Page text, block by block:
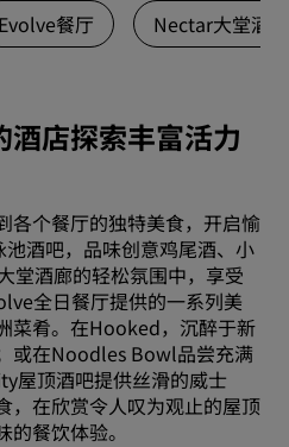
Evolve餐厅 Nectar大堂酒廊
店探索丰富活力
各个餐厅的独特美食，开启愉
酒吧，品味创意鸡尾酒、小
堂酒廊的轻松氛围中，享受
全日餐厅提供的一系列美
菜肴。在Hooked，沉醉于新
或在Noodles Bowl品尝充满
屋顶酒吧提供丝滑的威士
，在欣赏令人叹为观止的屋顶
餐饮体验。